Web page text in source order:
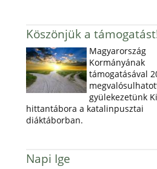
Köszönjük a
Magyarország
Kormányának
támogatásával
gyülekezetünk
hittantábora a katalinpusztai
diáktáborban.
Napi Ige